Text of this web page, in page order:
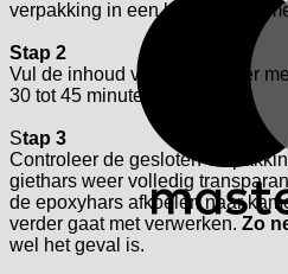
verpakking in een lege bak/
Stap 2
Vul de inhoud van bak/emmer
30 tot 45 minuten staan.
Stap 3
Controleer de gesloten
giethars weer volledig
de epoxyhars afkoelen naar
verder gaat met verwerken. Zo
wel het geval is.